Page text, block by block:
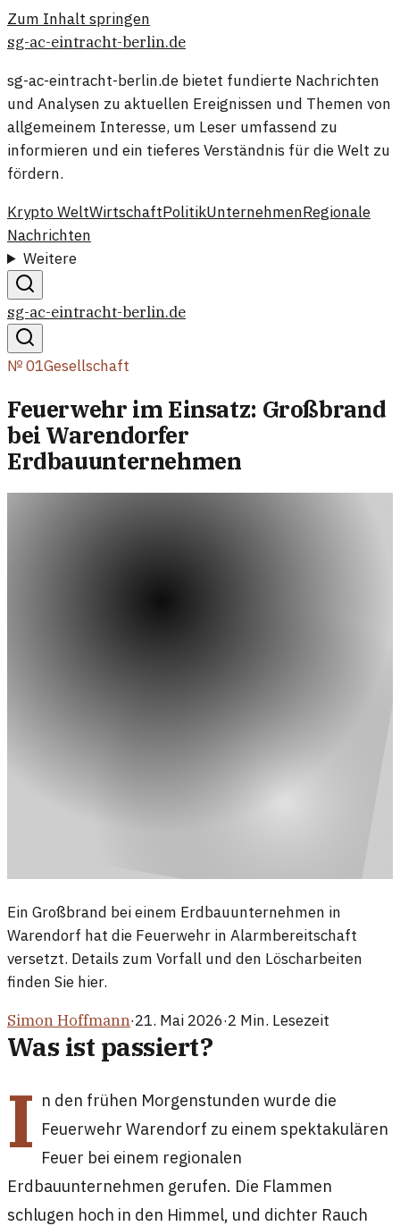
Zum Inhalt springen
sg-ac-eintracht-berlin.de
sg-ac-eintracht-berlin.de bietet fundierte Nachrichten
und Analysen zu aktuellen Ereignissen und Themen von
allgemeinem Interesse, um Leser umfassend zu
informieren und ein tieferes Verständnis für die Welt zu
fördern.
Krypto WeltWirtschaftPolitikUnternehmenRegionale
Nachrichten
Weitere
sg-ac-eintracht-berlin.de
№01Gesellschaft
Feuerwehr im Einsatz: Großbrand
bei Warendorfer
Erdbauunternehmen
Ein Großbrand bei einem Erdbauunternehmen in
Warendorf hat die Feuerwehr in Alarmbereitschaft
versetzt. Details zum Vorfall und den Löscharbeiten
finden Sie hier.
Simon Hoffmann·21. Mai 2026·2 Min. Lesezeit
Was ist passiert?
I n den frühen Morgenstunden wurde die
Feuerwehr Warendorf zu einem spektakulären
Feuer bei einem regionalen
Erdbauunternehmen gerufen. Die Flammen
schlugen hoch in den Himmel, und dichter Rauch